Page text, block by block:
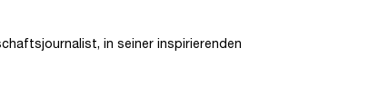
in seiner inspirierenden